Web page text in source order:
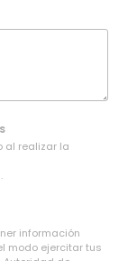
al realizar la
información
modo ejercitar tus